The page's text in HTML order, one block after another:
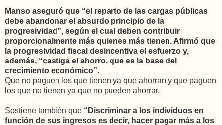
Manso aseguró que “el reparto de las cargas públicas
debe abandonar el absurdo principio de la
progresividad”, según el cual deben contribuir
proporcionalmente más quienes más tienen. Afirmó que
la progresividad fiscal desincentiva el esfuerzo y,
además, “castiga el ahorro, que es la base del
crecimiento económico”.
Que no paguen los que tienen ya que ahorran y que paguen
los que no tienen ya que no pueden ahorrar.
Sostiene también que “Discriminar a los individuos en
función de sus ingresos es decir, hacer pagar más a los